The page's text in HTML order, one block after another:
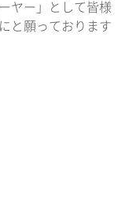
ヤー」として皆様
と願っております